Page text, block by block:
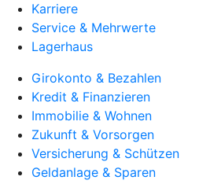
Karriere
Service & Mehrwerte
Lagerhaus
Girokonto & Bezahlen
Kredit & Finanzieren
Immobilie & Wohnen
Zukunft & Vorsorgen
Versicherung & Schützen
Geldanlage & Sparen